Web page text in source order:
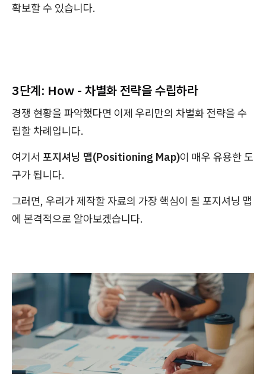
확보할 수 있습니다.
3단계: How - 차별화 전략을 수립하라
경쟁 현황을 파악했다면 이제 우리만의 차별화 전략을 수
립할 차례입니다.
여기서 포지셔닝 맵(Positioning Map)이 매우 유용한 도
구가 됩니다.
그러면, 우리가 제작할 자료의 가장 핵심이 될 포지셔닝 맵
에 본격적으로 알아보겠습니다.